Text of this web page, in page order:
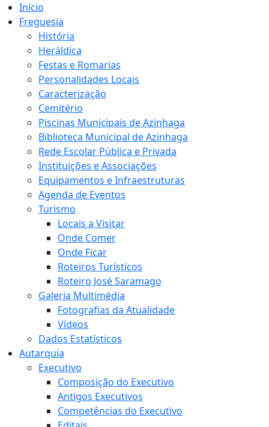
Início
Freguesia
História
Heráldica
Festas e Romarias
Personalidades Locais
Caracterização
Cemitério
Piscinas Municipais de Azinhaga
Biblioteca Municipal de Azinhaga
Rede Escolar Pública e Privada
Instituições e Associações
Equipamentos e Infraestruturas
Agenda de Eventos
Turismo
Locais a Visitar
Onde Comer
Onde Ficar
Roteiros Turísticos
Roteiro José Saramago
Galeria Multimédia
Fotografias da Atualidade
Vídeos
Dados Estatísticos
Autarquia
Executivo
Composição do Executivo
Antigos Executivos
Competências do Executivo